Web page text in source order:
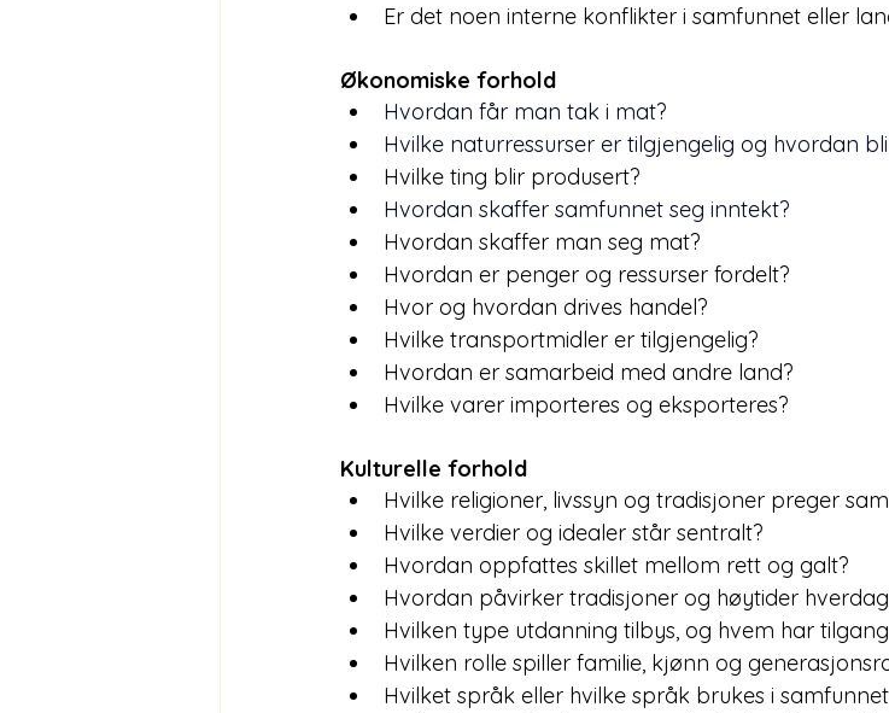
Er det noen interne konflikter i samfunnet eller
Økonomiske forhold
Hvordan får man tak i mat?
Hvilke naturressurser er tilgjengelig og hvordan
Hvilke ting blir produsert?
Hvordan skaffer samfunnet seg inntekt?
Hvordan skaffer man seg mat?
Hvordan er penger og ressurser fordelt?
Hvor og hvordan drives handel?
Hvilke transportmidler er tilgjengelig?
Hvordan er samarbeid med andre land?
Hvilke varer importeres og eksporteres?
Kulturelle forhold
Hvilke religioner, livssyn og tradisjoner preger
Hvilke verdier og idealer står sentralt?
Hvordan oppfattes skillet mellom rett og galt?
Hvordan påvirker tradisjoner og høytider
Hvilken type utdanning tilbys, og hvem har
Hvilken rolle spiller familie, kjønn og
Hvilket språk eller hvilke språk brukes i